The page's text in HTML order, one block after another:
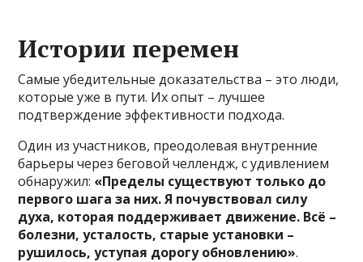
Истории перемен
Самые убедительные доказательства – это люди,
которые уже в пути. Их опыт – лучшее
подтверждение эффективности подхода.
Один из участников, преодолевая внутренние
барьеры через беговой челлендж, с удивлением
обнаружил: «Пределы существуют только до
первого шага за них. Я почувствовал силу
духа, которая поддерживает движение. Всё –
болезни, усталость, старые установки –
рушилось, уступая дорогу обновлению».